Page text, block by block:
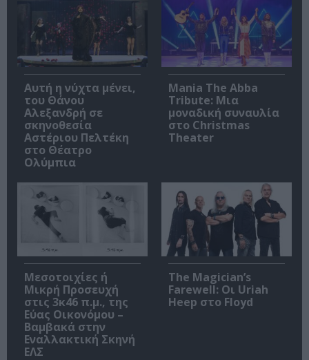
Αυτή η νύχτα μένει,
του Θάνου
Αλεξανδρή σε
σκηνοθεσία
Αστέριου Πελτέκη
στο Θέατρο
Ολύμπια
Mania The Abba
Tribute: Μια
μοναδική συναυλία
στο Christmas
Theater
Μεσοτοιχίες ή
Μικρή Προσευχή
στις 3κ46 π.μ., της
Εύας Οικονόμου –
Βαμβακά στην
Εναλλακτική Σκηνή
ΕΛΣ
The Magician’s
Farewell: Οι Uriah
Heep στο Floyd